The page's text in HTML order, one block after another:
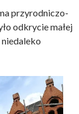
przyrodniczo-
odkrycie małej